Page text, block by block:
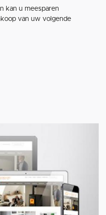
kan u meesparen
van uw volgende